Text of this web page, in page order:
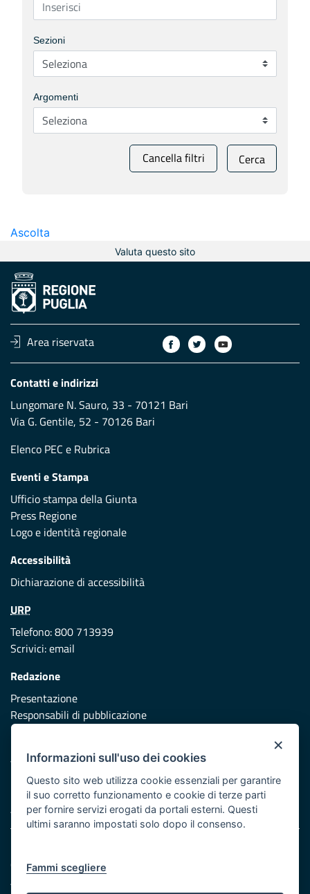
Sezioni
Argomenti
Cancella filtri Cerca
Ascolta
Valuta questo sito
Area riservata
Contatti e indirizzi
Lungomare N. Sauro, 33 - 70121 Bari
Via G. Gentile, 52 - 70126 Bari
Elenco PEC e Rubrica
Eventi e Stampa
Ufficio stampa della Giunta
Press Regione
Logo e identità regionale
Accessibilità
Dichiarazione di accessibilità
URP
Telefono: 800 713939
Scrivici:email
Redazione
Presentazione
Responsabili di pubblicazione
Vai al sito di Protezione Civile Puglia
Iniziativa finanziata con risorse del POR Puglia 2014/2020 -
Asse XI
Cookie e privacy
Atti di notifica
×
Informazioni sull'uso dei cookies
Questo sito web utilizza cookie essenziali per garantire
il suo corretto funzionamento e cookie di terze parti
per fornire servizi erogati da portali esterni. Questi
ultimi saranno impostati solo dopo il consenso.
Fammi scegliere